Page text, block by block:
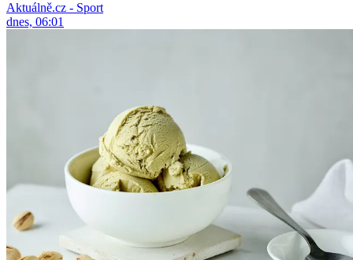
Aktuálně.cz - Sport
dnes, 06:01